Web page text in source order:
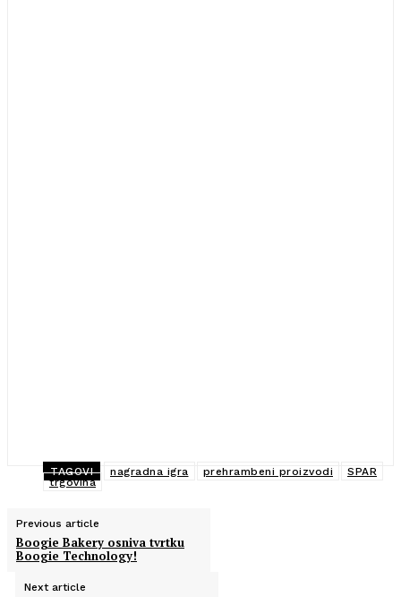
TAGOVI nagradna igra prehrambeni proizvodi
SPAR
trgovina
Previous article
Boogie Bakery osniva tvrtku
Boogie Technology!
Next article